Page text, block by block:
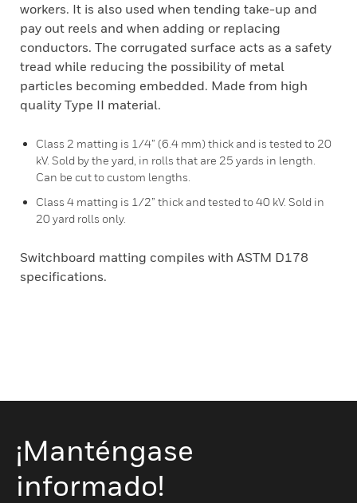
workers. It is also used when tending take-up and
pay out reels and when adding or replacing
conductors. The corrugated surface acts as a safety
tread while reducing the possibility of metal
particles becoming embedded. Made from high
quality Type II material.
Class 2 matting is 1/4” (6.4 mm) thick and is tested to 20
kV. Sold by the yard, in rolls that are 25 yards in length.
Can be cut to custom lengths.
Class 4 matting is 1/2” thick and tested to 40 kV. Sold in
20 yard rolls only.
Switchboard matting compiles with ASTM D178
specifications.
¡Manténgase
informado!